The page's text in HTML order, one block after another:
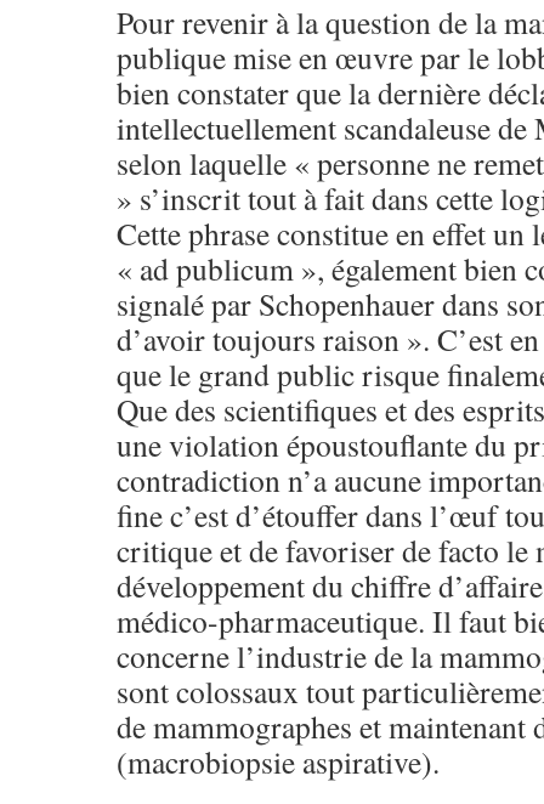
Pour revenir à la question de la
publique mise en œuvre par le
bien constater que la dernière
intellectuellement scandaleuse
selon laquelle « personne ne
» s’inscrit tout à fait dans cette
Cette phrase constitue en effet un
« ad publicum », également bien
signalé par Schopenhauer dans
d’avoir toujours raison ». C’est
que le grand public risque
Que des scientifiques et des
une violation époustouflante du
contradiction n’a aucune
fine c’est d’étouffer dans l’œuf
critique et de favoriser de facto le
développement du chiffre
médico-pharmaceutique. Il faut
concerne l’industrie de la
sont colossaux tout
de mammographes et maintenant
(macrobiopsie aspirative).